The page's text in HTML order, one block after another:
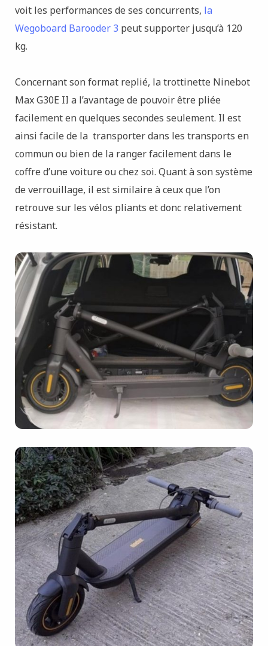
voit les performances de ses concurrents, la
Wegoboard Barooder 3 peut supporter jusqu’à 120
kg.
Concernant son format replié, la trottinette Ninebot
Max G30E II a l’avantage de pouvoir être pliée
facilement en quelques secondes seulement. Il est
ainsi facile de la transporter dans les transports en
commun ou bien de la ranger facilement dans le
coffre d’une voiture ou chez soi. Quant à son système
de verrouillage, il est similaire à ceux que l’on
retrouve sur les vélos pliants et donc relativement
résistant.